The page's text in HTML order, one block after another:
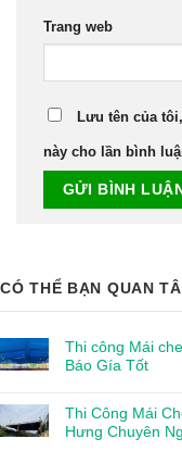
CÓ THỂ BẠN QUAN
Thi công Mái
Báo Gía Tốt
Thi Công Mái
Hưng Chuyên
Trang web
Lưu tên của
này cho lần bình